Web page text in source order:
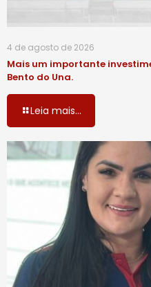
4 de agosto de 2026
Mais um importante
Bento do Una.
Leia mais...